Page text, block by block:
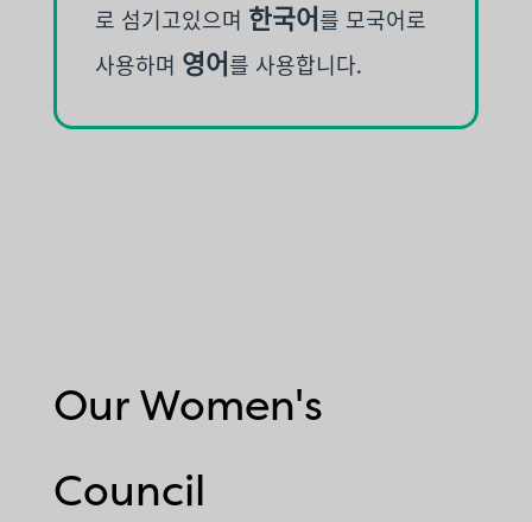
로 섬기고있으며 한국어 를 모국어로
사용하며 영어 를 사용합니다.
Our Women's
Council